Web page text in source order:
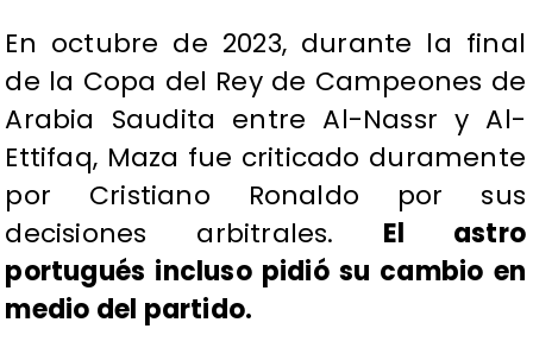
En octubre de 2023, durante la final
de la Copa del Rey de Campeones de
Arabia Saudita entre Al-Nassr y Al-
Ettifaq, Maza fue criticado duramente
por Cristiano Ronaldo por sus
decisiones arbitrales. El astro
portugués incluso pidió su cambio en
medio del partido.